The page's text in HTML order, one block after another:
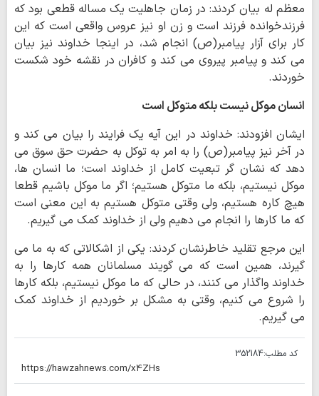
معظم له بیان کردند: در زمان جاهلیت یک مساله قطعی بود که
فرزندخوانده فرزند است و زن او نیز عروس واقعی است که این
کار برای آزار پیامبر(ص) انجام شد، در اینجا خداوند نیز بیان
می کند و پیامبر پیروی می کند و کافران در نقشه خود شکست
خوردند.
انسان موکل نیست بلکه متوکل است
ایشان افزودند: خداوند در این آیه یک فرایند را بیان می کند و
در آخر نیز پیامبر(ص) را به امر به توکل به حضرت حق سوق می
دهد که نشان گر تبعیت کامل از خداوند است؛ ما انسان ها،
موکل نیستیم، بلکه ما متوکل هستیم؛ اگر ما موکل باشیم قطعا
هیچ کاره هستیم، ولی وقتی متوکل هستیم به این معنی است
که ما کارها را انجام می دهیم ولی از خداوند کمک می گیریم.
این مرجع تقلید خاطرنشان کردند: یکی از اشکالاتی که به ما می
گیرند، همین است که می گویند مسلمانان همه کارها را به
خداوند واگذار می کنند، در حالی که ما موکل نیستیم، بلکه کارها
را شروع می کنیم، وقتی به مشکل بر خوردیم از خداوند کمک
می گیریم.
کد مطلب:352184